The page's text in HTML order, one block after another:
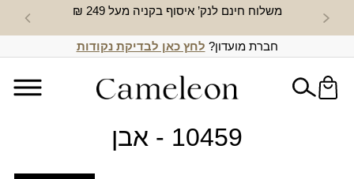
משלוח חינם לנק’ איסוף בקניה מעל 249 ₪ חדש
חברת מועדון? לחץ כאן לבדיקת נקודות
10459 - אבן